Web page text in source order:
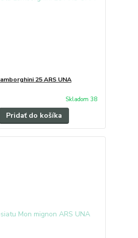
25 ARS UNA
Skladom 38
Pridať do košíka